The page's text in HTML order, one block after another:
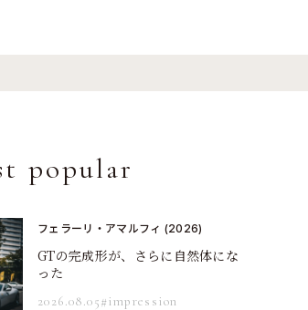
popular
フェラーリ・アマルフィ (2026)
GTの完成形が、さらに自然体にな
った
2026.08.05#impression